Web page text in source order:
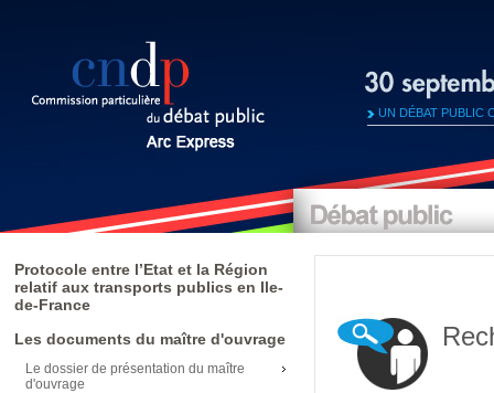
UN DÉBAT PUBLIC
Protocole entre l’Etat et la Région
relatif aux transports publics en Ile-
de-France
Les documents du maître d'ouvrage
Le dossier de présentation du maître
d'ouvrage